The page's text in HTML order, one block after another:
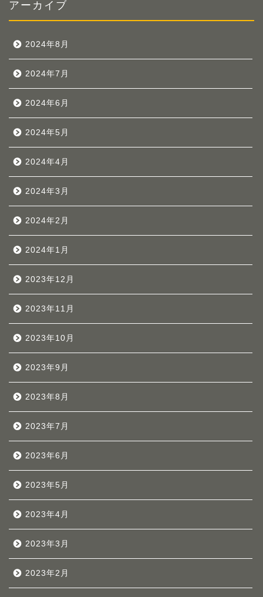
アーカイブ
2024年8月
2024年7月
2024年6月
2024年5月
2024年4月
2024年3月
2024年2月
2024年1月
2023年12月
2023年11月
2023年10月
2023年9月
2023年8月
2023年7月
2023年6月
2023年5月
2023年4月
2023年3月
2023年2月